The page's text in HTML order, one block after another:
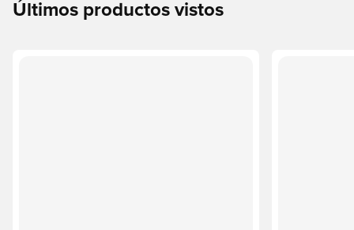
Últimos productos vistos